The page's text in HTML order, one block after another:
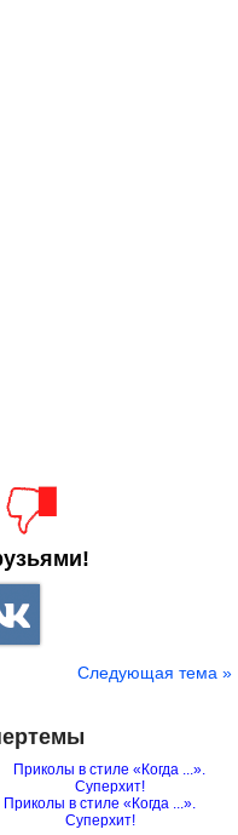
Следующая тема »
Приколы в стиле «Когда ...».
Суперхит!